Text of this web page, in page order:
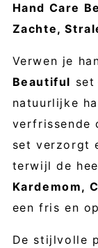
Hand Care
Zachte,
Verwen je
Beautiful set
natuurlijke
verfrissende
set verzorgt
terwijl de
Kardemom,
een fris en
De stijlvolle